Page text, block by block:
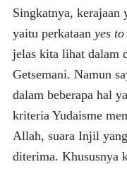
Singkatnya, kerajaan
yaitu perkataan yes
jelas kita lihat dalam
Getsemani. Namun
dalam beberapa hal
kriteria Yudaisme
Allah, suara Injil
diterima. Khususnya